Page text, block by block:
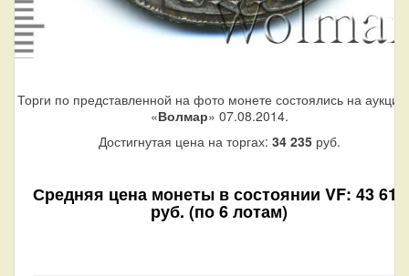
Торги по представленной на фото монете состоялись на
«Волмар» 07.08.2014.
Достигнутая цена на торгах: 34 235руб.
Средняя цена монеты в состоянии VF: 43 610
руб. (по 6 лотам)